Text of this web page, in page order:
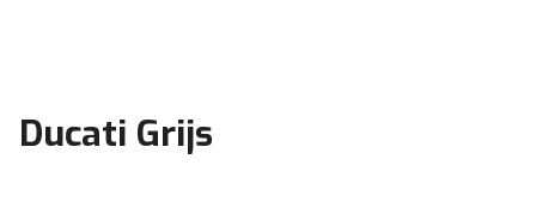
Ducati Grijs